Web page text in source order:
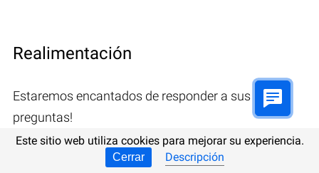
Realimentación
Estaremos encantados de responder a sus
preguntas!
Este sitio web utiliza cookies para mejorar su experiencia.
Cerrar Descripción